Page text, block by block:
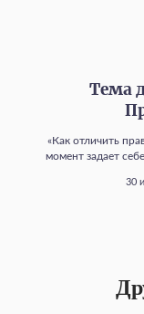
Тема
«Как отличить
момент задает
30